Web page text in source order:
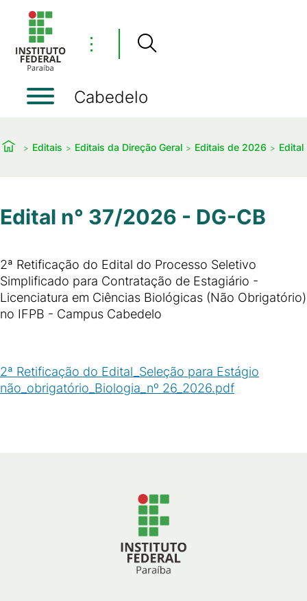
⋮
Cabedelo
Editais Editais da Direção Geral Editais de 2026
Edital n° 37/2026 - DG-CB
2ª Retificação do Edital do Processo Seletivo
Simplificado para Contratação de Estagiário -
Licenciatura em Ciências Biológicas (Não Obrigatório)
no IFPB - Campus Cabedelo
2ª Retificação do Edital_Seleção para Estágio
não_obrigatório_Biologia_nº 26_2026.pdf